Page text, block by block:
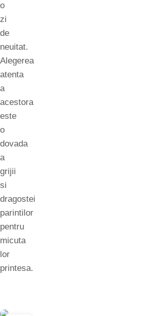
o
zi
de
neuitat.
Alegerea
atenta
a
acestora
este
o
dovada
a
grijii
si
dragostei
parintilor
pentru
micuta
lor
printesa.